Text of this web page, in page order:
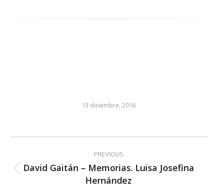
13 diciembre, 2016
navigation
PREVIOUS
Previous
post:
David Gaitán – Memorias. Luisa Josefina
Hernández